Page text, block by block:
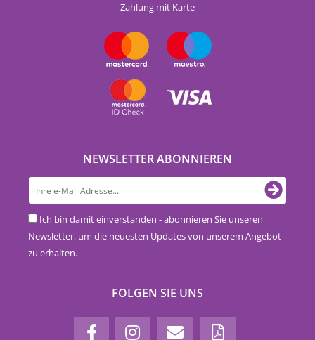
Zahlung mit Karte
NEWSLETTER ABONNIEREN
Ich bin damit einverstanden - abonnieren Sie unseren
Newsletter, um die neuesten Updates von unserem Angebot
zu erhalten.
FOLGEN SIE UNS